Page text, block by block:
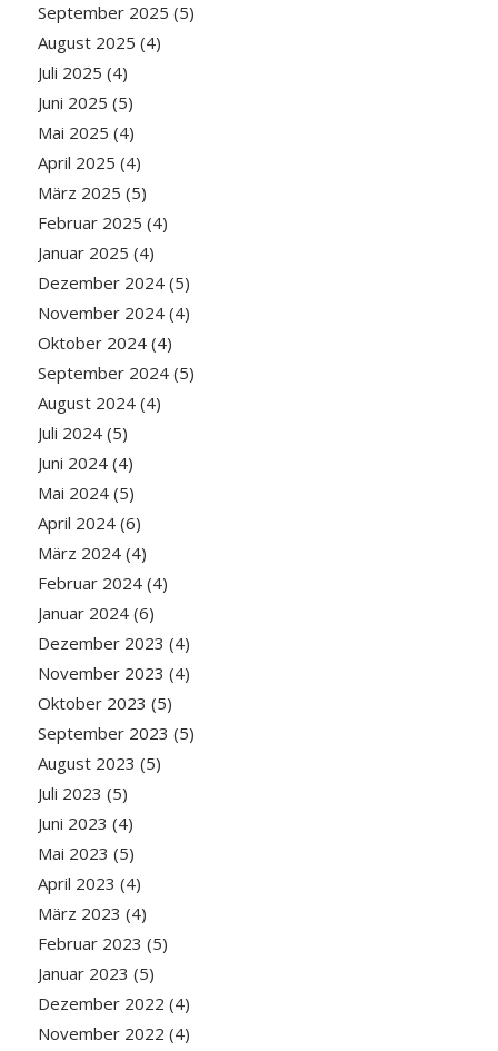
September 2025 (5)
August 2025 (4)
Juli 2025 (4)
Juni 2025 (5)
Mai 2025 (4)
April 2025 (4)
März 2025 (5)
Februar 2025 (4)
Januar 2025 (4)
Dezember 2024(5)
November 2024(4)
Oktober 2024(4)
September 2024(5)
August 2024(4)
Juli 2024(5)
Juni 2024(4)
Mai 2024(5)
April 2024(6)
März 2024(4)
Februar 2024(4)
Januar 2024(6)
Dezember 2023 (4)
November 2023 (4)
Oktober 2023 (5)
September 2023 (5)
August 2023 (5)
Juli 2023 (5)
Juni 2023 (4)
Mai 2023 (5)
April 2023 (4)
März 2023 (4)
Februar 2023 (5)
Januar 2023 (5)
Dezember 2022 (4)
November 2022 (4)